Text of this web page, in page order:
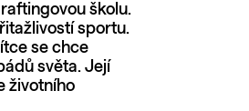
školu.
sportu.
se chce
světa. Její
životního